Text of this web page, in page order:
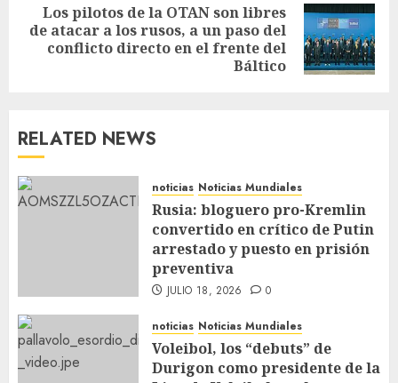
Los pilotos de la OTAN son libres
de atacar a los rusos, a un paso del
conflicto directo en el frente del
Báltico
RELATED NEWS
noticias Noticias Mundiales
Rusia: bloguero pro-Kremlin
convertido en crítico de Putin
arrestado y puesto en prisión
preventiva
JULIO 18, 2026 0
noticias Noticias Mundiales
Voleibol, los “debuts” de
Durigon como presidente de la